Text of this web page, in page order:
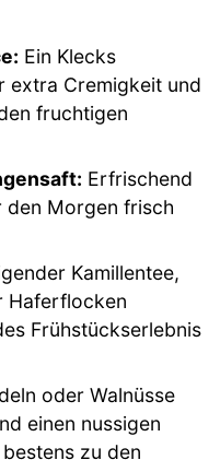
Ein Klecks
extra Cremigkeit und
fruchtigen
Erfrischend
den Morgen frisch
Kamillentee,
Haferflocken
Frühstückserlebnis
oder Walnüsse
einen nussigen
zu den